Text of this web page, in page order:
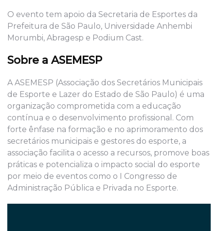
O evento tem apoio da Secretaria de Esportes da
Prefeitura de São Paulo, Universidade Anhembi
Morumbi, Abragesp e Podium Cast.
Sobre a ASEMESP
A ASEMESP (Associação dos Secretários Municipais
de Esporte e Lazer do Estado de São Paulo) é uma
organização comprometida com a educação
contínua e o desenvolvimento profissional. Com
forte ênfase na formação e no aprimoramento dos
secretários municipais e gestores do esporte, a
associação facilita o acesso a recursos, promove boas
práticas e potencializa o impacto social do esporte
por meio de eventos como o I Congresso de
Administração Pública e Privada no Esporte.